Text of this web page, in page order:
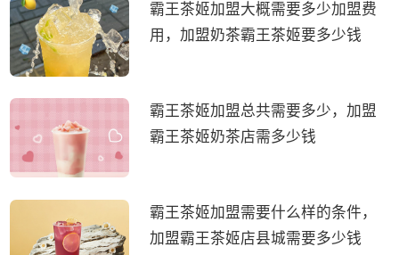
霸王茶姬加盟大概需要多少加盟费
用，加盟奶茶霸王茶姬要多少钱
霸王茶姬加盟总共需要多少，加盟
霸王茶姬奶茶店需多少钱
霸王茶姬加盟需要什么样的条件，
加盟霸王茶姬店县城需要多少钱